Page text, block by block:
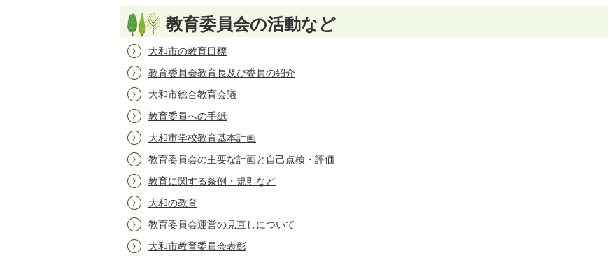
教育委員会の活動など
大和市の教育目標
教育委員会教育長及び委員の紹介
大和市総合教育会議
教育委員への手紙
大和市学校教育基本計画
教育委員会の主要な計画と自己点検・評価
教育に関する条例・規則など
大和の教育
教育委員会運営の見直しについて
大和市教育委員会表彰